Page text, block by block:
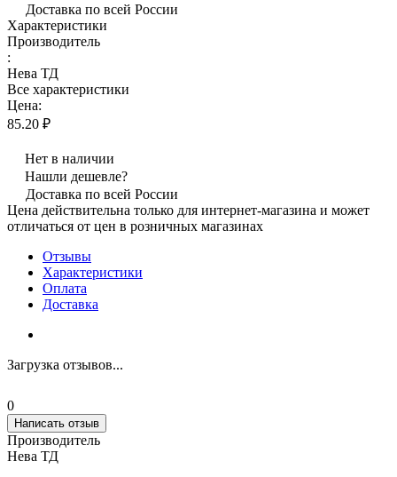
Доставка по всей России
Характеристики
Производитель
:
Нева ТД
Все характеристики
Цена:
85.20 ₽
Нет в наличии
Нашли дешевле?
Доставка по всей России
Цена действительна только для интернет-магазина и может
отличаться от цен в розничных магазинах
Отзывы
Характеристики
Оплата
Доставка
Загрузка отзывов...
0
Написать отзыв
Производитель
Нева ТД